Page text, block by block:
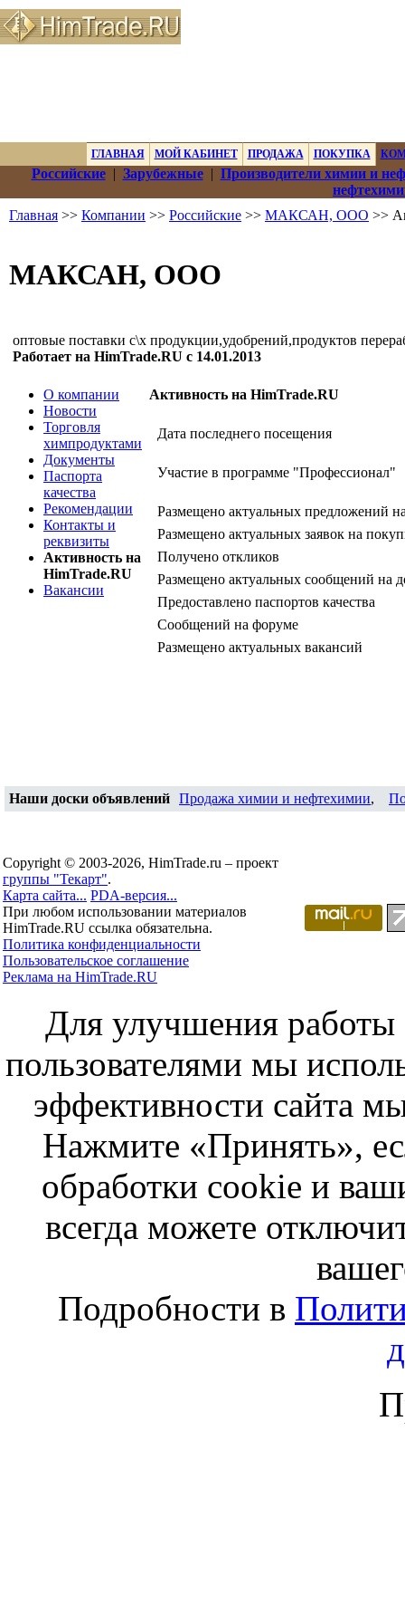
ГЛАВНАЯ МОЙ КАБИНЕТ ПРОДАЖА ПОКУПКА
Российские| Зарубежные| Производители химии и
Главная >> Компании >> Российские >> МАКСАН, ООО >>
МАКСАН, ООО
оптовые поставки с\х продукции,удобрений,продуктов
Работает на HimTrade.RU с 14.01.2013
О компании
Новости
Торговля
химпродуктами
Документы
Паспорта
качества
Рекомендации
Контакты и
реквизиты
Активность на
HimTrade.RU
Вакансии
Активность на HimTrade.RU
Дата последнего посещения
Участие в программе "Профессионал"
Размещено актуальных предложений
Размещено актуальных заявок на
Получено откликов
Размещено актуальных сообщений на
Предоставлено паспортов качества
Сообщений на форуме
Размещено актуальных вакансий
Наши доски объявлений Продажа химии и нефтехимии,
Copyright © 2003-2026, HimTrade.ru – проект
группы "Текарт".
Карта сайта... PDA-версия...
При любом использовании материалов
HimTrade.RU ссылка обязательна.
Политика конфиденциальности
Пользовательское соглашение
Реклама на HimTrade.RU
Для улучшения работы
пользователями мы
эффективности сайта
Нажмите «Принять»,
обработки cookie и
всегда можете
Подробности в